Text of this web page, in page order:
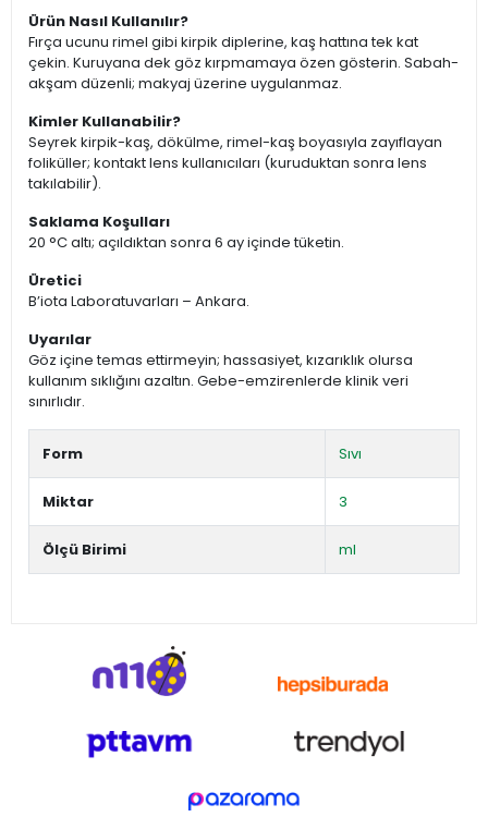
Ürün Nasıl Kullanılır?
Fırça ucunu rimel gibi kirpik diplerine, kaş hattına tek kat
çekin. Kuruyana dek göz kırpmamaya özen gösterin. Sabah-
akşam düzenli; makyaj üzerine uygulanmaz.
Kimler Kullanabilir?
Seyrek kirpik-kaş, dökülme, rimel-kaş boyasıyla zayıflayan
foliküller; kontakt lens kullanıcıları (kuruduktan sonra lens
takılabilir).
Saklama Koşulları
20 °C altı; açıldıktan sonra 6 ay içinde tüketin.
Üretici
B’iota Laboratuvarları – Ankara.
Uyarılar
Göz içine temas ettirmeyin; hassasiyet, kızarıklık olursa
kullanım sıklığını azaltın. Gebe-emzirenlerde klinik veri
sınırlıdır.
Form Sıvı
Miktar 3
Ölçü Birimi ml